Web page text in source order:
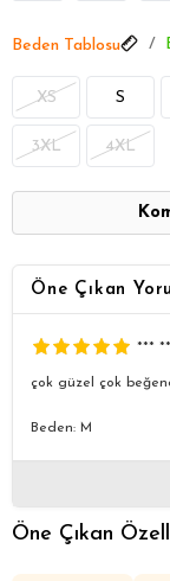
Beden Tablosu
XS S
3XL 4XL
Öne Çıkan
***
çok güzel çok
Beden: M
Öne Çıkan